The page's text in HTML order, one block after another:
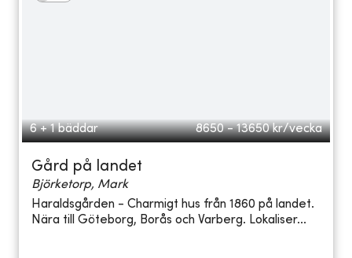
6 + 1 bäddar 8650 - 13650 kr/vecka
Gård på landet
Björketorp, Mark
Haraldsgården - Charmigt hus från 1860 på landet.
Nära till Göteborg, Borås och Varberg. Lokaliser...